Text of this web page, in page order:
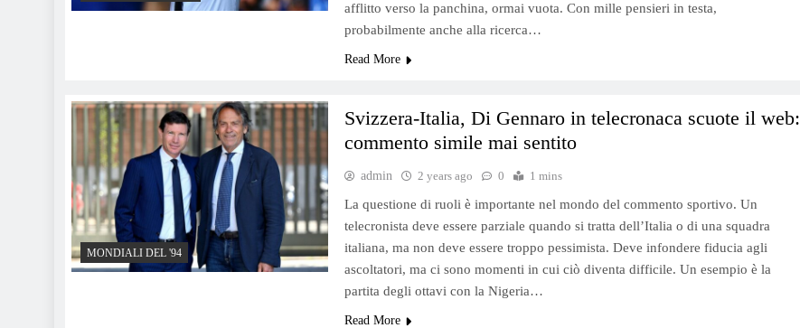
afflitto verso la panchina, ormai vuota. Con mille pensieri in testa,
probabilmente anche alla ricerca…
Read More
MONDIALI DEL '94
Svizzera-Italia, Di Gennaro in telecronaca scuote il web:
commento simile mai sentito
admin 2 years ago 0 1 mins
La questione di ruoli è importante nel mondo del commento sportivo. Un
telecronista deve essere parziale quando si tratta dell’Italia o di una squadra
italiana, ma non deve essere troppo pessimista. Deve infondere fiducia agli
ascoltatori, ma ci sono momenti in cui ciò diventa difficile. Un esempio è la
partita degli ottavi con la Nigeria…
Read More